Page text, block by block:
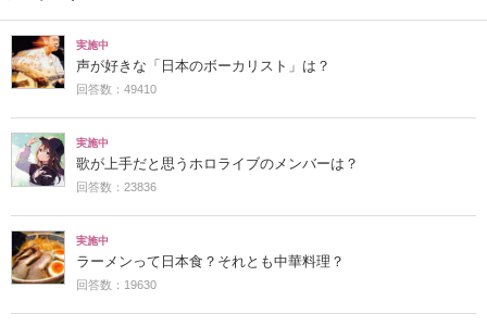
実施中
声が好きな「日本のボーカリスト」は？
回答数：49410
実施中
歌が上手だと思うホロライブのメンバーは？
回答数：23836
実施中
ラーメンって日本食？それとも中華料理？
回答数：19630